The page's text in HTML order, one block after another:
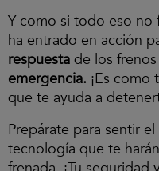
Y como si todo eso no
ha entrado en acción
respuesta de los frenos
emergencia. ¡Es como
que te ayuda a
Prepárate para sentir
tecnología que te